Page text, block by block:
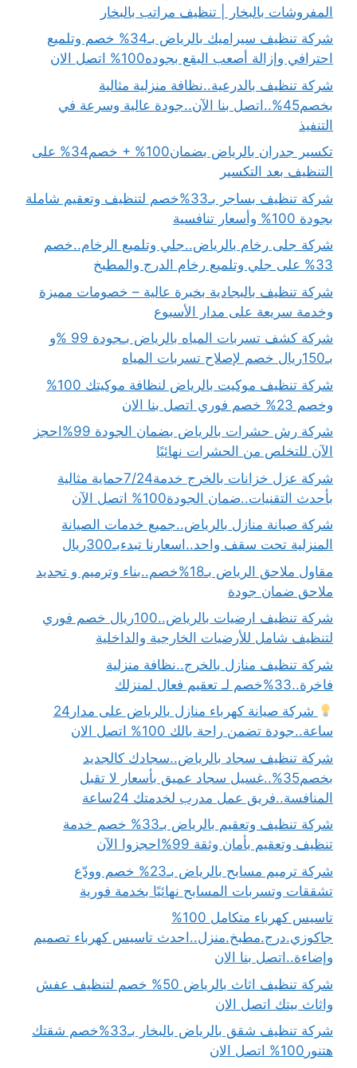
المفروشات بالبخار | تنظيف مراتب بالبخار
شركة تنظيف سيراميك بالرياض بـ34% خصم وتلميع
احترافي وإزالة أصعب البقع بجوده100% اتصل الان
شركة تنظيف بالدرعية..نظافة منزلية مثالية
بخصم45%..اتصل بنا الآن..جودة عالية وسرعة في
التنفيذ
تكسير جدران بالرياض بضمان100% + خصم34% على
التنظيف بعد التكسير
شركة تنظيف بساجر بـ33%خصم لتنظيف وتعقيم شاملة
بجودة 100% وأسعار تنافسية
شركة جلى رخام بالرياض..جلي وتلميع الرخام..خصم
33% على جلي وتلميع رخام الدرج والمطبخ
شركة تنظيف بالبجادية بخبرة عالية – خصومات مميزة
وخدمة سريعة على مدار الأسبوع
شركة كشف تسربات المياه بالرياض بـجودة 99 %و
بـ150ريال خصم لإصلاح تسربات المياه
شركة تنظيف موكيت بالرياض لنظافة موكيتك 100%
وخصم 23% خصم فوري اتصل بنا الان
شركة رش حشرات بالرياض بضمان الجودة 99%احجز
الآن للتخلص من الحشرات نهائيًا
شركة عزل خزانات بالخرج خدمة7/24حماية مثالية
بأحدث التقنيات..ضمان الجودة100% اتصل الآن
شركة صيانة منازل بالرياض..جميع خدمات الصيانة
المنزلية تحت سقف واحد..اسعارنا تبدءبـ300ريال
مقاول ملاحق الرياض بـ18%خصم..بناء وترميم و تجديد
ملاحق ضمان جودة
شركة تنظيف ارضيات بالرياض..100ريال خصم فوري
لتنظيف شامل للأرضيات الخارجية والداخلية
شركة تنظيف منازل بالخرج..نظافة منزلية
فاخرة..33%خصم لـ تعقيم فعال لمنزلك
شركة صيانة كهرباء منازل بالرياض على مدار24
ساعة..جودة تضمن راحة بالك 100% اتصل الان
شركة تنظيف سجاد بالرياض..سجادك كالجديد
بخصم35%..غسيل سجاد عميق بأسعار لا تقبل
المنافسة..فريق عمل مدرب لخدمتك 24ساعة
شركة تنظيف وتعقيم بالرياض بـ33% خصم خدمة
تنظيف وتعقيم بأمان وثقة 99%احجزوا الآن
شركة ترميم مسابح بالرياض بـ23% خصم وودّع
تشققات وتسربات المسابح نهائيًا بخدمة فورية
تاسيس كهرباء متكامل 100%
جاكوزي.درج.مطبخ.منزل..احدث تاسيس كهرباء تصميم
وإضاءة..اتصل بنا الان
شركة تنظيف اثاث بالرياض 50% خصم لتنظيف عفش
واثاث بيتك اتصل الان
شركة تنظيف شقق بالرياض بالبخار بـ33%خصم شقتك
هتنور100% اتصل الان